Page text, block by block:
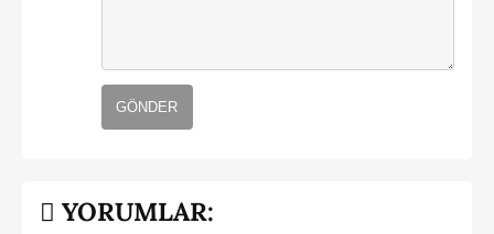
GÖNDER
YORUMLAR: